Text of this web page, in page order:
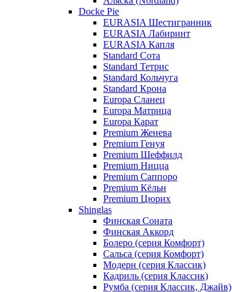
Docke Pie
EURASIA Шестигранник
EURASIA Лабиринт
EURASIA Капля
Standard Сота
Standard Тетрис
Standard Кольчуга
Standard Крона
Europa Сланец
Europa Матрица
Europa Карат
Premium Женева
Premium Генуя
Premium Шеффилд
Premium Ницца
Premium Саппоро
Premium Кёльн
Premium Цюрих
Shinglas
Финская Соната
Финская Аккорд
Болеро (серия Комфорт)
Сальса (серия Комфорт)
Модерн (серия Классик)
Кадриль (серия Классик)
Румба (серия Классик, Джайв)